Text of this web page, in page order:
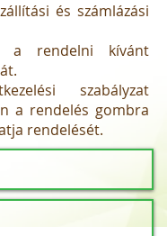
és számlázási
a rendelni kívánt
szabályzat
a rendelés gombra
rendelését.